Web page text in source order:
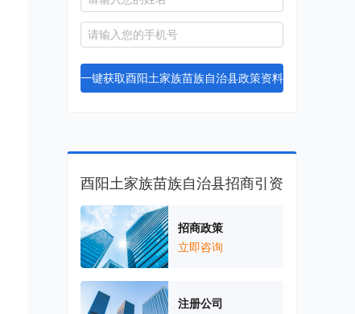
一键获取酉阳土家族苗族自治县政策资料
酉阳土家族苗族自治县招商引资
招商政策
立即咨询
注册公司